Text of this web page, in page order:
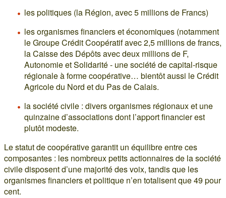
les politiques (la Région, avec 5 millions de Francs)
les organismes financiers et économiques (notamment
le Groupe Crédit Coopératif avec 2,5 millions de francs,
la Caisse des Dépôts avec deux millions de F,
Autonomie et Solidarité - une société de capital-risque
régionale à forme coopérative… bientôt aussi le Crédit
Agricole du Nord et du Pas de Calais.
la société civile : divers organismes régionaux et une
quinzaine d’associations dont l’apport financier est
plutôt modeste.
Le statut de coopérative garantit un équilibre entre ces
composantes : les nombreux petits actionnaires de la société
civile disposent d’une majorité des voix, tandis que les
organismes financiers et politique n’en totalisent que 49 pour
cent.